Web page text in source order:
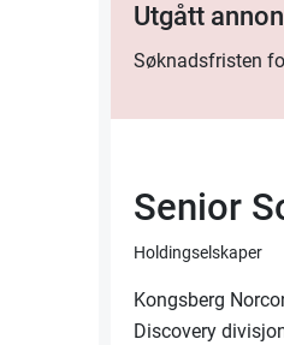
Utgått
Søknadsfristen
Senior
Holdingselskaper
Kongsberg
Discovery